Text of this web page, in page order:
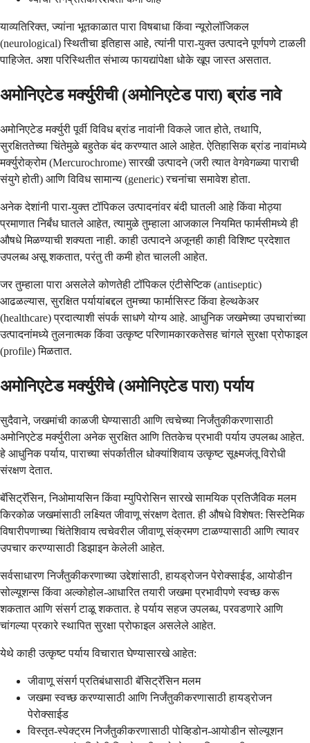
याव्यतिरिक्त, ज्यांना भूतकाळात पारा विषबाधा किंवा न्यूरोलॉजिकल
(neurological) स्थितीचा इतिहास आहे, त्यांनी पारा-युक्त उत्पादने पूर्णपणे टाळली
पाहिजेत. अशा परिस्थितीत संभाव्य फायद्यांपेक्षा धोके खूप जास्त असतात.
अमोनिएटेड मर्क्युरीची (अमोनिएटेड पारा) ब्रांड नावे
अमोनिएटेड मर्क्युरी पूर्वी विविध ब्रांड नावांनी विकले जात होते, तथापि,
सुरक्षिततेच्या चिंतेमुळे बहुतेक बंद करण्यात आले आहेत. ऐतिहासिक ब्रांड नावांमध्ये
मर्क्युरोक्रोम (Mercurochrome) सारखी उत्पादने (जरी त्यात वेगवेगळ्या पाराची
संयुगे होती) आणि विविध सामान्य (generic) रचनांचा समावेश होता.
अनेक देशांनी पारा-युक्त टॉपिकल उत्पादनांवर बंदी घातली आहे किंवा मोठ्या
प्रमाणात निर्बंध घातले आहेत, त्यामुळे तुम्हाला आजकाल नियमित फार्मसीमध्ये ही
औषधे मिळण्याची शक्यता नाही. काही उत्पादने अजूनही काही विशिष्ट प्रदेशात
उपलब्ध असू शकतात, परंतु ती कमी होत चालली आहेत.
जर तुम्हाला पारा असलेले कोणतेही टॉपिकल एंटीसेप्टिक (antiseptic)
आढळल्यास, सुरक्षित पर्यायांबद्दल तुमच्या फार्मासिस्ट किंवा हेल्थकेअर
(healthcare) प्रदात्याशी संपर्क साधणे योग्य आहे. आधुनिक जखमेच्या उपचारांच्या
उत्पादनांमध्ये तुलनात्मक किंवा उत्कृष्ट परिणामकारकतेसह चांगले सुरक्षा प्रोफाइल
(profile) मिळतात.
अमोनिएटेड मर्क्युरीचे (अमोनिएटेड पारा) पर्याय
सुदैवाने, जखमांची काळजी घेण्यासाठी आणि त्वचेच्या निर्जंतुकीकरणासाठी
अमोनिएटेड मर्क्युरीला अनेक सुरक्षित आणि तितकेच प्रभावी पर्याय उपलब्ध आहेत.
हे आधुनिक पर्याय, पाराच्या संपर्कातील धोक्यांशिवाय उत्कृष्ट सूक्ष्मजंतू विरोधी
संरक्षण देतात.
बॅसिट्रॅसिन, निओमायसिन किंवा म्युपिरोसिन सारखे सामयिक प्रतिजैविक मलम
किरकोळ जखमांसाठी लक्ष्यित जीवाणू संरक्षण देतात. ही औषधे विशेषत: सिस्टेमिक
विषारीपणाच्या चिंतेशिवाय त्वचेवरील जीवाणू संक्रमण टाळण्यासाठी आणि त्यावर
उपचार करण्यासाठी डिझाइन केलेली आहेत.
सर्वसाधारण निर्जंतुकीकरणाच्या उद्देशांसाठी, हायड्रोजन पेरोक्साईड, आयोडीन
सोल्यूशन्स किंवा अल्कोहोल-आधारित तयारी जखमा प्रभावीपणे स्वच्छ करू
शकतात आणि संसर्ग टाळू शकतात. हे पर्याय सहज उपलब्ध, परवडणारे आणि
चांगल्या प्रकारे स्थापित सुरक्षा प्रोफाइल असलेले आहेत.
येथे काही उत्कृष्ट पर्याय विचारात घेण्यासारखे आहेत:
जीवाणू संसर्ग प्रतिबंधासाठी बॅसिट्रॅसिन मलम
जखमा स्वच्छ करण्यासाठी आणि निर्जंतुकीकरणासाठी हायड्रोजन
पेरोक्साईड
विस्तृत-स्पेक्ट्रम निर्जंतुकीकरणासाठी पोव्हिडोन-आयोडीन सोल्यूशन